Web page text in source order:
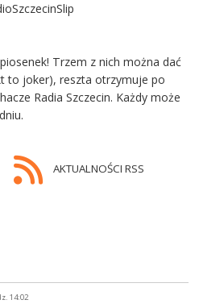
Trzem z nich można dać
to joker), reszta otrzymuje po
Radia Szczecin. Każdy może
AKTUALNOŚCI RSS
14:02